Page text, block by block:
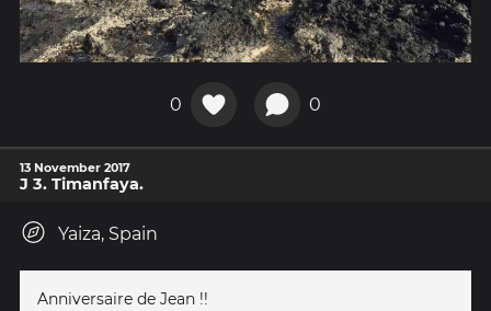
0 0
13 November 2017
J 3. Timanfaya.
Yaiza, Spain
Anniversaire de Jean !!